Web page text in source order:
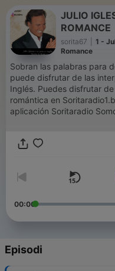
JULIO
ROMANCE
sorita67
1 -
Romance
Sobran las palabras para
puede disfrutar de las
Inglés. Puedes disfrutar de este programa y de música
romántica en Soritaradio1.blogspot.com O descarga nuestra
aplicación Soritaradio Somos
00:00
Episodi